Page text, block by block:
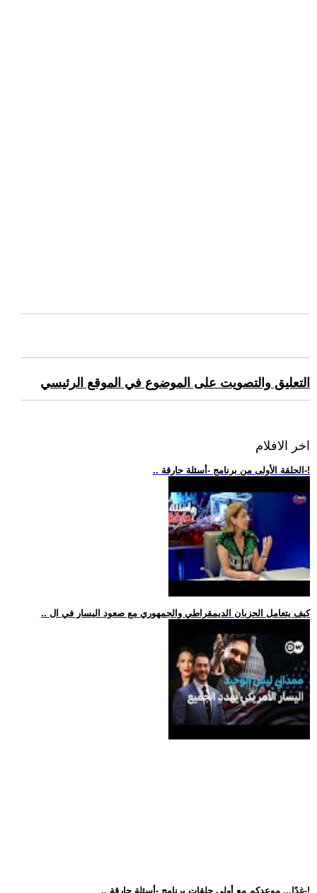
التعليق والتصويت على الموضوع في الموقع الرئيسي
اخر الافلام
.. الحلقة الأولى من برنامج -أسئلة حارقة-!
.. كيف يتعامل الحزبان الديمقراطي والجمهوري مع صعود اليسار في ال
.. غدًا... موعدكم مع أولى حلقات برنامج -أسئلة حارقة-!